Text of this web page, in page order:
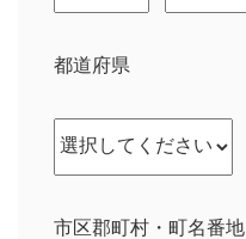
都道府県
市区郡町村・町名番地